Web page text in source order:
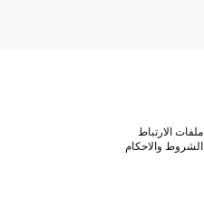
ملفات الارتباط
الشروط والاحكام